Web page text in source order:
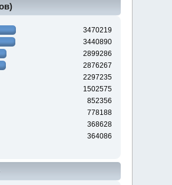
3470219
3440890
2899286
2876267
2297235
1502575
852356
778188
368628
364086